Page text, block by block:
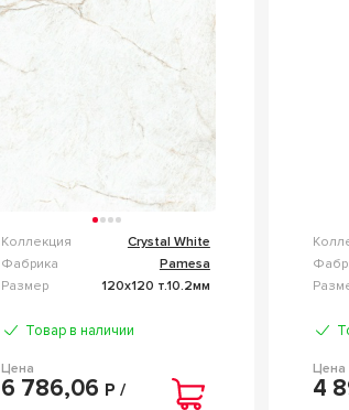
Коллекция
Crystal White
Фабрика
Pamesa
Размер
120x120 т.10.2мм
Товар в наличии
Цена
6 786,06 Р /
Цена
4